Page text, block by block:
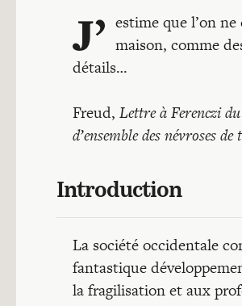
J’ estime que l’on
maison, comme
détails…
Freud, Lettre à Ferenczi
d’ensemble des névroses
Introduction
La société occidentale
fantastique
la fragilisation et aux